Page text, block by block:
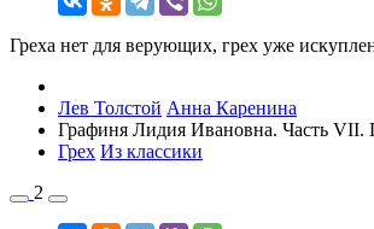
Греха нет для верующих, грех уже
Лев Толстой Анна Каренина
Графиня Лидия Ивановна. Часть VII.
Грех Из классики
2